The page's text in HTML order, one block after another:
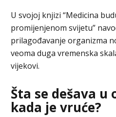
U svojoj knjizi “Medicina
promijenjenom svijetu”
prilagođavanje organizma
veoma duga vremenska
vijekovi.
Šta se dešava u
kada je vruće?